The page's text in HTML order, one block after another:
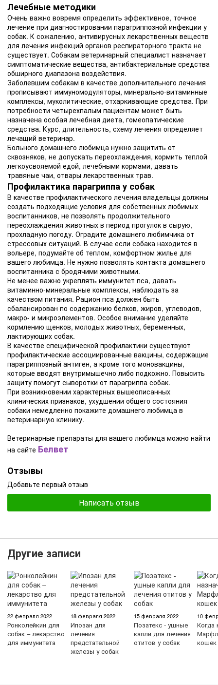
Лечебные методики
Очень важно вовремя определить эффективное, точное
лечение при диагностировании парагриппозной инфекции у
собак. К сожалению, антивирусных лекарственных веществ
для лечения инфекций органов респираторного тракта не
существует. Собакам ветеринарный специалист назначает
симптоматические вещества, антибактериальные средства
обширного диапазона воздействия.
Заболевшим собакам в качестве дополнительного лечения
прописывают иммуномодуляторы, минерально-витаминные
комплексы, муколитические, отхаркивающие средства. При
потребности четырехпалым пациентам может быть
назначена особая лечебная диета, гомеопатические
средства. Курс, длительность, схему лечения определяет
лечащий ветеринар.
Больного домашнего любимца нужно защитить от
сквозняков, не допускать переохлаждения, кормить теплой
легкоусвояемой едой, лечебными кормами, давать
травяные чаи, отвары лекарственных трав.
Профилактика парагриппа у собак
В качестве профилактического лечения владельцы должны
создать подходящие условия для собственных любимых
воспитанников, не позволять продолжительного
переохлаждения животных в период прогулок в сырую,
прохладную погоду. Оградите домашнего любимчика от
стрессовых ситуаций. В случае если собака находится в
вольере, подумайте об теплом, комфортном жилье для
вашего любимца. Не нужно позволять контакта домашнего
воспитанника с бродячими животными.
Не менее важно укреплять иммунитет пса, давать
витаминно-минеральные комплексы, наблюдать за
качеством питания. Рацион пса должен быть
сбалансирован по содержанию белков, жиров, углеводов,
макро- и микроэлементов. Особое внимание уделяйте
кормлению щенков, молодых животных, беременных,
лактирующих собак.
В качестве специфической профилактики существуют
профилактические ассоциированные вакцины, содержащие
парагриппозный антиген, а кроме того моновакцины,
которые вводят внутримышечно либо подкожно. Повысить
защиту помогут сыворотки от парагриппа собак.
При возникновении характерных вышеописанных
клинических признаков, ухудшении общего состояния
собаки немедленно покажите домашнего любимца в
ветеринарную клинику.
Ветеринарные препараты для вашего любимца можно найти
на сайте Белвет
Отзывы
Добавьте первый отзыв
Написать отзыв
Другие записи
22 февраля 2022
Ронколейкин для
собак – лекарство
для иммунитета
18 февраля 2022
Ипозан для
лечения
предстательной
железы у собак
15 февраля 2022
Позатекс - ушные
капли для лечения
отитов у собак
10
Когда
кошек